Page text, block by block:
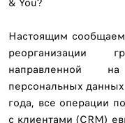
Настоящим сообщаем
реорганизации
направленной
персональных
года, все операции
с клиентами (CRM)